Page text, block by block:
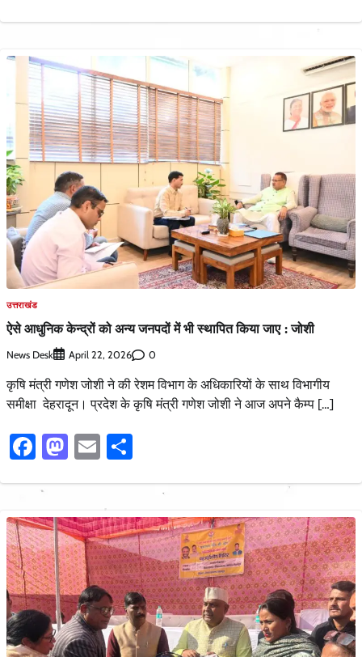
उत्तराखंड
ऐसे आधुनिक केन्द्रों को अन्य जनपदों में भी स्थापित किया जाए : जोशी
News Desk April 22, 2026 0
कृषि मंत्री गणेश जोशी ने की रेशम विभाग के अधिकारियों के साथ विभागीय
समीक्षा देहरादून। प्रदेश के कृषि मंत्री गणेश जोशी ने आज अपने कैम्प […]
Facebook
Mastodon
Email